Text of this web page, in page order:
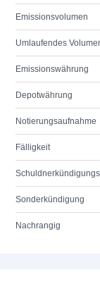
Emissionsvolumen
Umlaufendes
Emissionswährung
Depotwährung
Notierungsaufnahme
Fälligkeit
Sonderkündigung
Nachrangig